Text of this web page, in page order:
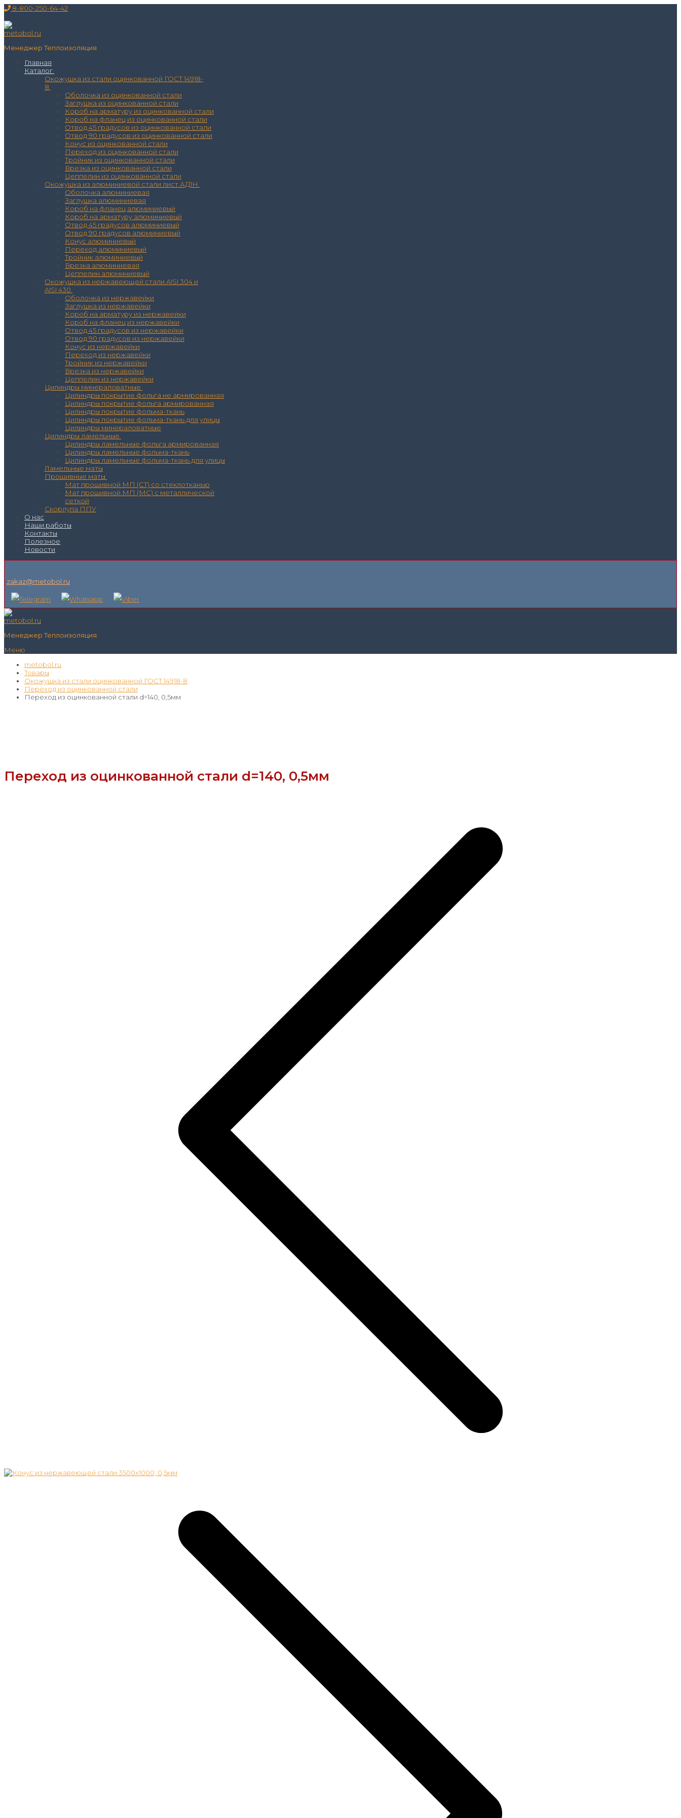
Перейти
содержимому
Меню
Закрыть
8-800-250-64-42
Менеджер Теплоизоляция
Главная
Каталог
Окожушка из стали оцинкованной ГОСТ 14918-
8
Оболочка из оцинкованной стали
Заглушка из оцинкованной стали
Короб на арматуру из оцинкованной стали
Короб на фланец из оцинкованной стали
Отвод 45 градусов из оцинкованной стали
Отвод 90 градусов из оцинкованной стали
Конус из оцинкованной стали
Переход из оцинкованной стали
Тройник из оцинкованной стали
Врезка из оцинкованной стали
Цеппелин из оцинкованной стали
Окожушка из алюминиевой стали лист АД1Н
Оболочка алюминиевая
Заглушка алюминиевая
Короб на фланец алюминиевый
Короб на арматуру алюминиевый
Отвод 45 градусов алюминиевый
Отвод 90 градусов алюминиевый
Конус алюминиевый
Переход алюминиевый
Тройник алюминиевый
Врезка алюминиевая
Цеппелин алюминиевый
Окожушка из нержавеющей стали AISI 304 и
AISI 430
Оболочка из нержавейки
Заглушка из нержавейки
Короб на арматуру из нержавейки
Короб на фланец из нержавейки
Отвод 45 градусов из нержавейки
Отвод 90 градусов из нержавейки
Конус из нержавейки
Переход из нержавейки
Тройник из нержавейки
Врезка из нержавейки
Цеппелин из нержавейки
Цилиндры минераловатные
Цилиндры покрытие фольга не армированная
Цилиндры покрытие фольга армированная
Цилиндры покрытие фольма-ткань
Цилиндры покрытие фольма-ткань для улицы
Цилиндры минераловатные
Цилиндры ламельные
Цилиндры ламельные фольга армированная
Цилиндры ламельные фольма-ткань
Цилиндры ламельные фольма-ткань для улицы
Ламельные маты
Прошивные маты
Мат прошивной МП (СТ) со стеклотканью
Мат прошивной МП (МС) с металлической
сеткой
Скорлупа ППУ
О нас
Наши работы
Контакты
Полезное
Новости
zakaz@metobol.ru
Менеджер Теплоизоляция
Меню
metobol.ru
Товары
Окожушка из стали оцинкованной ГОСТ 14918-8
Переход из оцинкованной стали
Переход из оцинкованной стали d=140, 0,5мм
Переход из оцинкованной стали d=140, 0,5мм